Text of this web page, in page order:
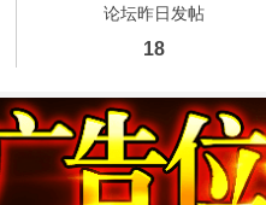
论坛昨日发帖
18